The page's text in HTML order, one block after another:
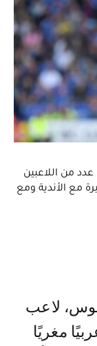
عدد من اللاعبين
مع الأندية ومع
مغريًا